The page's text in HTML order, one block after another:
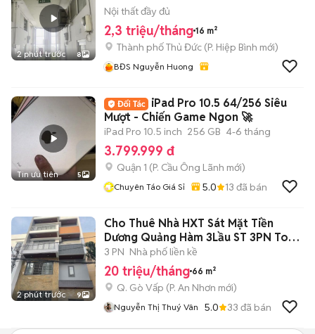
2 phút trước 8
Nội thất đầy đủ
2,3 triệu/tháng 16 m²
Thành phố Thủ Đức (P. Hiệp Bình mới)
BĐS Nguyễn Huong
Tin ưu tiên 5
iPad Pro 10.5 64/256 Siêu
Mượt - Chiến Game Ngon 🚀
iPad Pro 10.5 inch 256 GB 4-6 tháng
3.799.999 đ
Quận 1 (P. Cầu Ông Lãnh mới)
Chuyên Táo Giá Sỉ 5.0 13 đã bán
2 phút trước 9
Cho Thuê Nhà HXT Sát Mặt Tiền
Dương Quảng Hàm 3Lầu ST 3PN To
20tr
3 PN Nhà phố liền kề
20 triệu/tháng 66 m²
Q. Gò Vấp (P. An Nhơn mới)
Nguyễn Thị Thuý Vân 5.0 33 đã bán